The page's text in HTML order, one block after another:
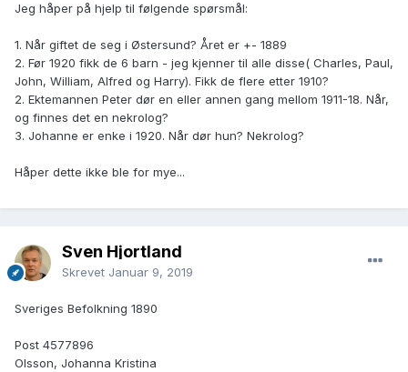
Jeg håper på hjelp til følgende spørsmål:
1. Når giftet de seg i Østersund? Året er +- 1889
2. Før 1920 fikk de 6 barn - jeg kjenner til alle disse( Charles, Paul,
John, William, Alfred og Harry). Fikk de flere etter 1910?
2. Ektemannen Peter dør en eller annen gang mellom 1911-18. Når,
og finnes det en nekrolog?
3. Johanne er enke i 1920. Når dør hun? Nekrolog?
Håper dette ikke ble for mye...
Sven Hjortland
Skrevet Januar 9, 2019
Sveriges Befolkning 1890
Post 4577896
Olsson, Johanna Kristina